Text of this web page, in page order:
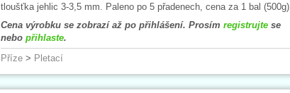
tloušťka jehlic 3-3,5 mm. Paleno po 5 přadenech, cena za 1 bal (500g).
Cena výrobku se zobrazí až po přihlášení. Prosím registrujtese
nebo přihlaste.
Příze> Pletací